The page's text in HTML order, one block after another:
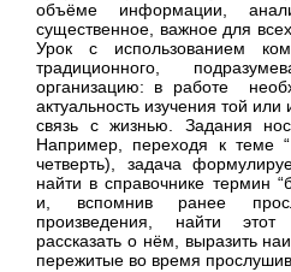
объёме информации,
существенное, важное для всех
Урок с использованием
традиционного,
организацию: в работе
актуальность изучения той
связь с жизнью. Задания
Например, переходя к
четверть), задача
найти в справочнике термин
и, вспомнив ранее
произведения, найти
рассказать о нём, выразить
пережитые во время